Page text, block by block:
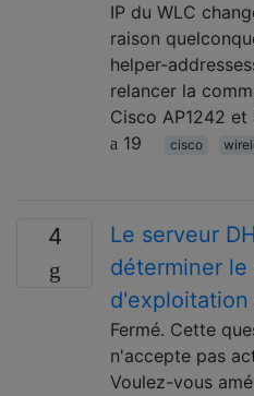
IP du WLC
raison
helper-
relancer la
Cisco AP1242
19
cisco
4
Le serveur
déterminer le
Fermé. Cette
n'accepte pas
Voulez-vous